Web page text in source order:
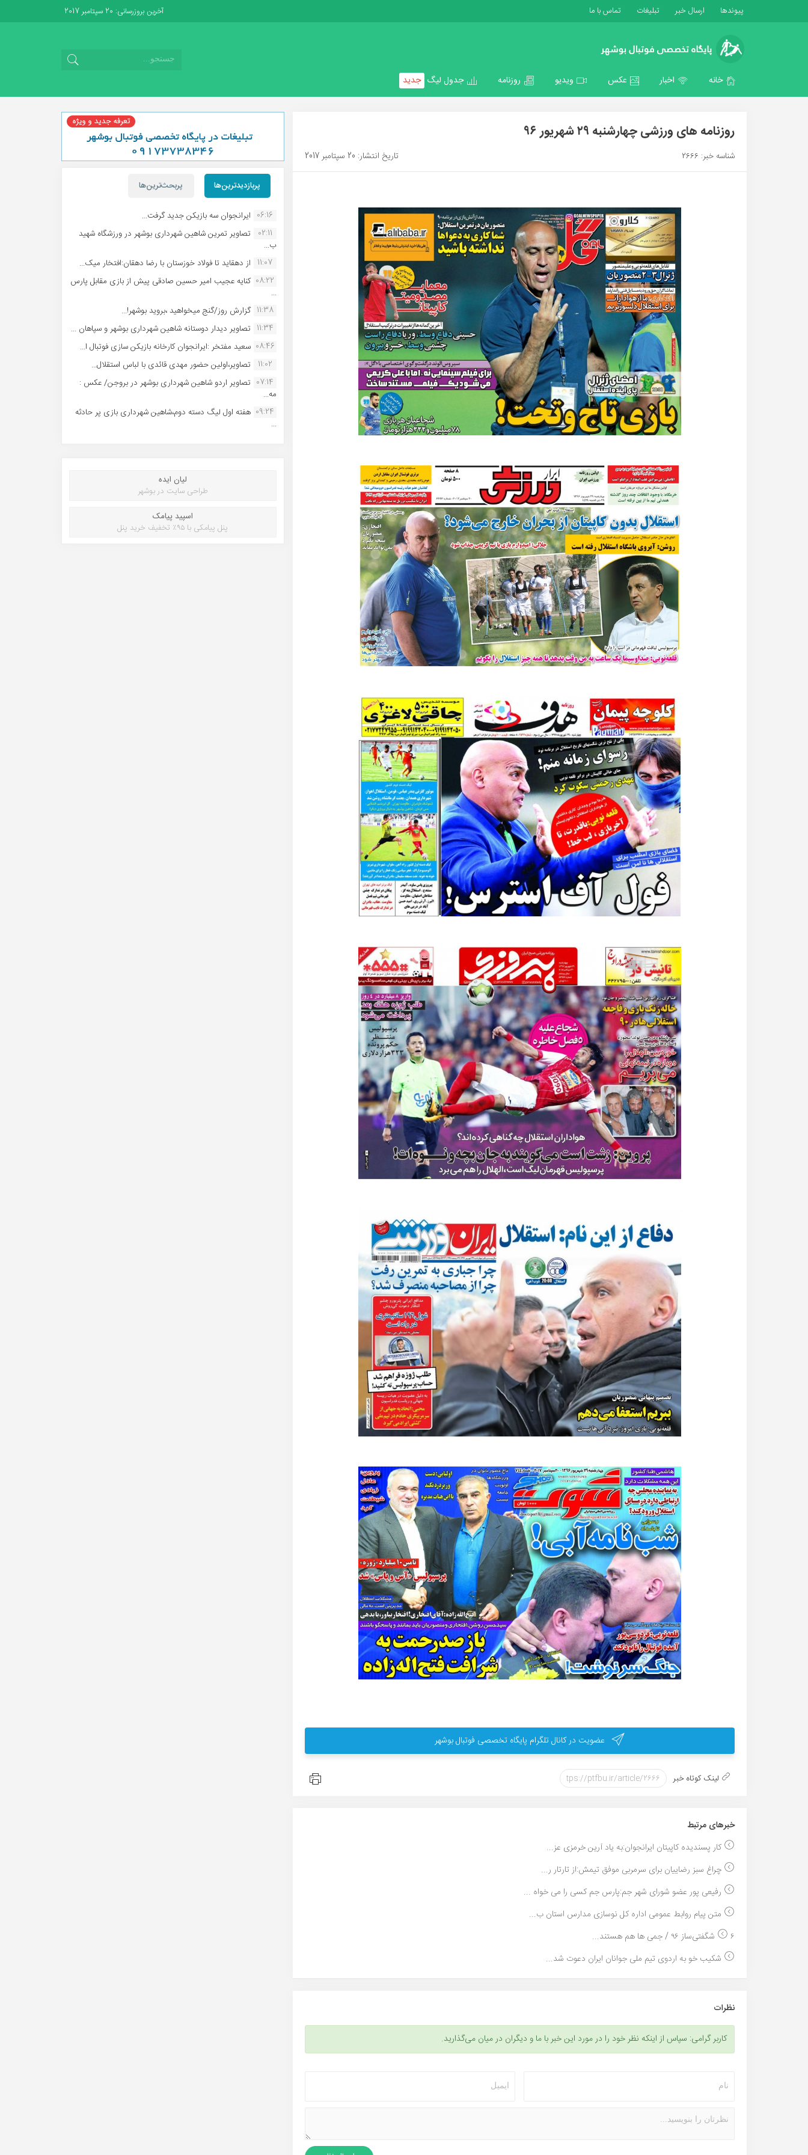
پیوندها ارسال خبر تبلیغات تماس با ما آخرین بروزرسانی: 20 سپتامبر 2017
خانه اخبار عکس ویدیو روزنامه جدول لیگ جدید
روزنامه های ورزشی چهارشنبه ۲۹ شهریور ۹۶
شناسه خبر: 2666 تاریخ انتشار: 20 سپتامبر 2017
عضویت در کانال تلگرام پایگاه تخصصی فوتبال بوشهر
لینک کوتاه خبر
خبر‌های مرتبط
کار پسندیده کاپیتان ایرانجوان:به یاد آرین خرمزی عز...
چراغ سبز رضاییان برای سرمربی موفق تیمش:از تارتار ر...
رفیعی پور عضو شورای شهر جم:پارس جم کسی را می خواه ...
متن پیام روابط عمومی اداره کل نوسازی مدارس استان ب...
۶ شگفتی‌ساز ۹۶ / جمی ها هم هستند...
شکیب خو به اردوی تیم ملی جوانان ایران دعوت شد...
نظرات
کاربر گرامی: سپاس از اینکه نظر خود را در مورد این خبر با ما و دیگران در میان می‌گذارید.
پربازدیدترین‌ها پربحث‌ترین‌ها
06:16 ایرانجوان سه بازیکن جدید گرفت...
02:11
تصاویر تمرین شاهین شهردارى بوشهر در ورزشگاه شهید
ب...
11:07 از دهقاید تا فولاد خوزستان با رضا دهقان:افتخار میک...
08:22 کنایه عجیب امیر حسین صادقی پیش از بازی مقابل پارس
...
11:38 گزارش روز/گنج میخواهید ،بروید بوشهر!...
11:34 تصاویر دیدار دوستانه شاهین شهردارى بوشهر و سپاهان ...
08:46 سعید مفتخر :ایرانجوان کارخانه بازیکن سازی فوتبال ا...
11:02
تصاویر،اولین حضور مهدی قائدی با لباس استقلال...
07:14 تصاویر اردو شاهین شهرداری بوشهر در بروجن/ عکس :
مه...
09:24 هفته اول لیگ دسته دوم،شاهین شهرداری بازی پر حادثه
...
لیان ایده
طراحی سایت در بوشهر
اسپید پیامک
پنل پیامکی با ۹۵٪ تخفیف خرید پنل